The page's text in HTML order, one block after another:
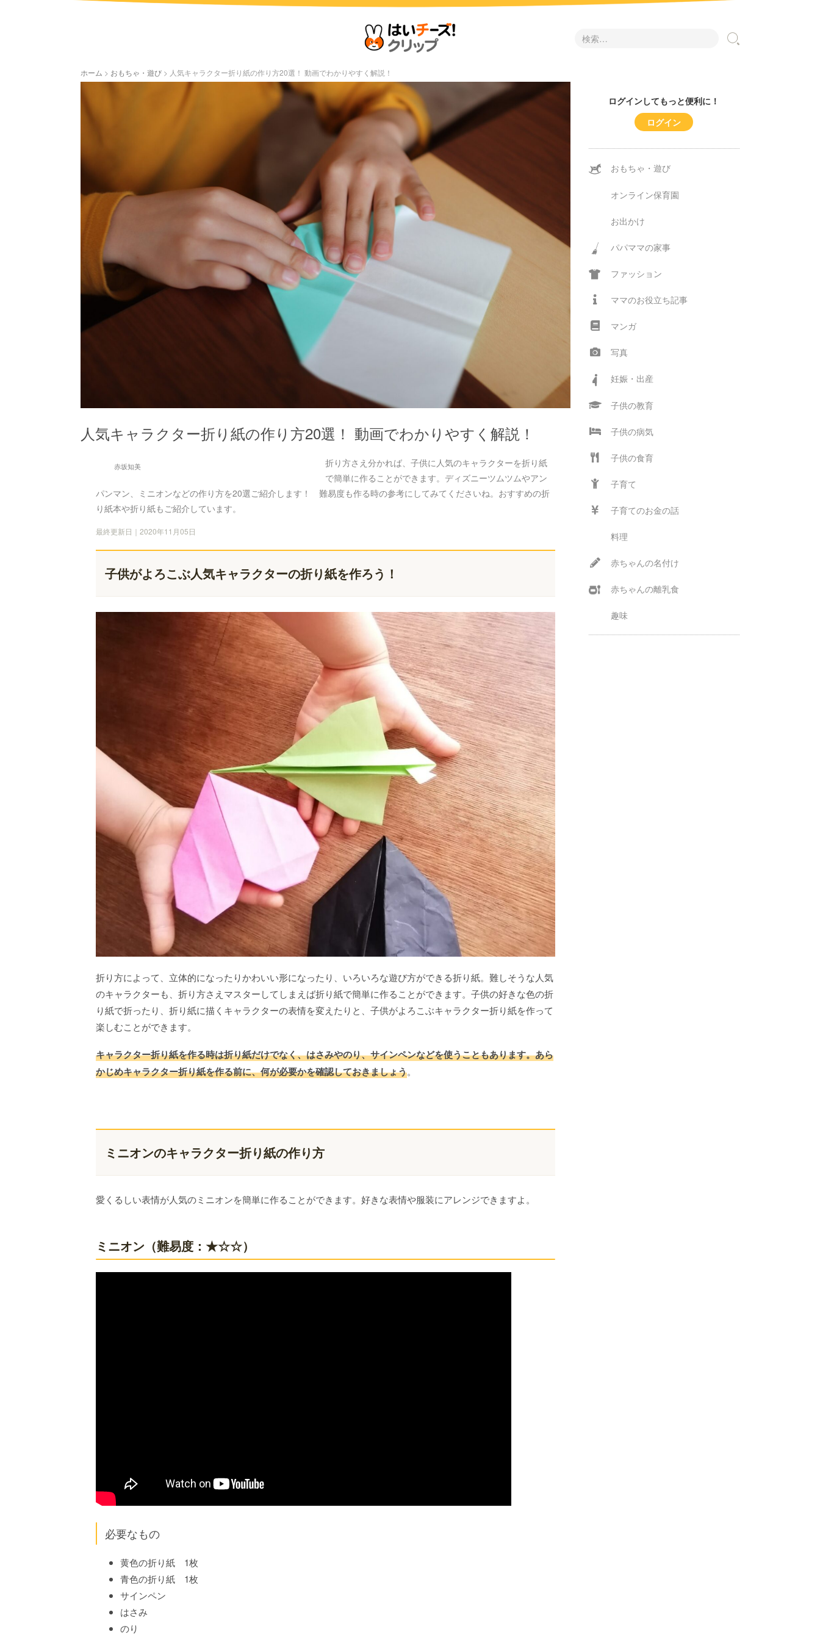
検
ホーム > おもちゃ・遊び > 人気キャラクター折り紙の作り方20選！ 動画でわかりやすく解説！
人気キャラクター折り紙の作り方20選！ 動画でわかりやすく解説！
赤坂知美
最終更新日｜2020年11月05日
折り方さえ分かれば、子供に人気のキャラクターを折り紙
で簡単に作ることができます。ディズニーツムツムやアン
パンマン、ミニオンなどの作り方を20選ご紹介します！ 難易度も作る時の参考にしてみてくださいね。おすすめの折
り紙本や折り紙もご紹介しています。
子供がよろこぶ人気キャラクターの折り紙を作ろう！
折り方によって、立体的になったりかわいい形になったり、いろいろな遊び方ができる折り紙。難しそうな人気
のキャラクターも、折り方さえマスターしてしまえば折り紙で簡単に作ることができます。子供の好きな色の折
り紙で折ったり、折り紙に描くキャラクターの表情を変えたりと、子供がよろこぶキャラクター折り紙を作って
楽しむことができます。
キャラクター折り紙を作る時は折り紙だけでなく、はさみやのり、サインペンなどを使うこともあります。あら
かじめキャラクター折り紙を作る前に、何が必要かを確認しておきましょう。
ミニオンのキャラクター折り紙の作り方
愛くるしい表情が人気のミニオンを簡単に作ることができます。好きな表情や服装にアレンジできますよ。
ミニオン（難易度：★☆☆）
必要なもの
黄色の折り紙 1枚
青色の折り紙 1枚
サインペン
はさみ
のり
ログインしてもっと便利に！
ログイン
おもちゃ・遊び
オンライン保育園
お出かけ
パパママの家事
ファッション
ママのお役立ち記事
マンガ
写真
妊娠・出産
子供の教育
子供の病気
子供の食育
子育て
子育てのお金の話
料理
赤ちゃんの名付け
赤ちゃんの離乳食
趣味